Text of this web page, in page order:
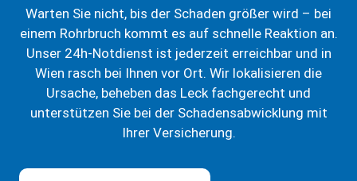
Warten Sie nicht, bis der Schaden größer wird – bei
einem Rohrbruch kommt es auf schnelle Reaktion an.
Unser 24h-Notdienst ist jederzeit erreichbar und in
Wien rasch bei Ihnen vor Ort. Wir lokalisieren die
Ursache, beheben das Leck fachgerecht und
unterstützen Sie bei der Schadensabwicklung mit
Ihrer Versicherung.